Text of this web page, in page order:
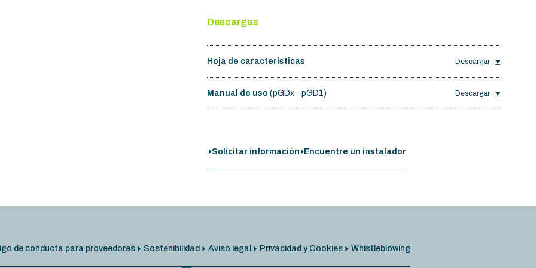
Descargas
Hoja de características Descargar
Manual de uso (pGDx - pGD1) Descargar
Solicitar información Encuentre un instalador
de conducta para proveedores Sostenibilidad Aviso legal Privacidad y Cookies Whistleblowing